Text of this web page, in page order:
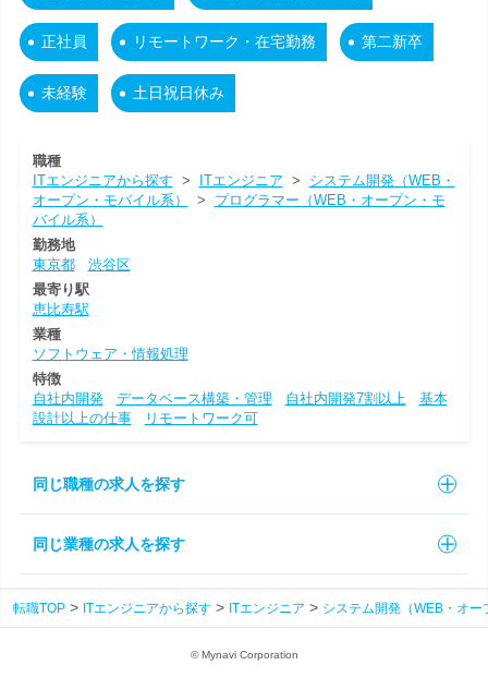
正社員 リモートワーク・在宅勤務 第二新卒
未経験 土日祝日休み
職種
ITエンジニアから探す > ITエンジニア > システム開発（WEB・
オープン・モバイル系）
> プログラマー（WEB・オープン・モ
バイル系）
勤務地
東京都
渋谷区
最寄り駅
恵比寿駅
業種
ソフトウェア・情報処理
特徴
自社内開発
データベース構築・管理 自社内開発7割以上
基本
設計以上の仕事
リモートワーク可
同じ職種の求人を探す
同じ業種の求人を探す
転職TOP ITエンジニアから探す ITエンジニア システム開発（WEB・オ
© Mynavi Corporation